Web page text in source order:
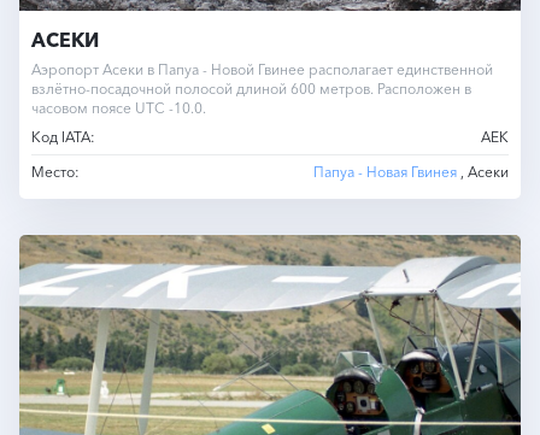
АСЕКИ
Аэропорт Асеки в Папуа - Новой Гвинее располагает единственной
взлётно-посадочной полосой длиной 600 метров. Расположен в
часовом поясе UTC -10.0.
Код IATA:
AEK
Место:
Папуа - Новая Гвинея , Асеки